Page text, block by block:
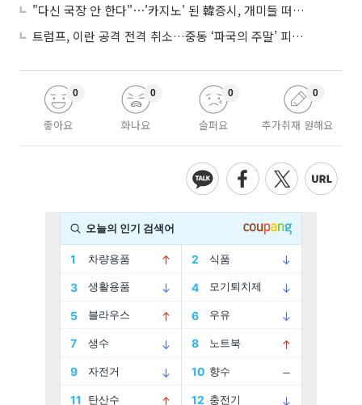
"다신 국장 안 한다"⋯'카지노' 된 韓증시, 개미들 떠난다
트럼프, 이란 공격 전격 취소…중동 ‘파국의 주말’ 피했다
좋아요
0
화나요
0
슬퍼요
0
추가취재 원해요
0